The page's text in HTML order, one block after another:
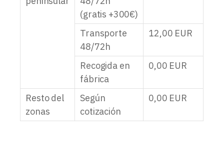
(gratis +300€)
Transporte
48/72h
12,00 EUR
Recogida en
fábrica
0,00 EUR
Resto del
zonas
Según
cotización
0,00 EUR